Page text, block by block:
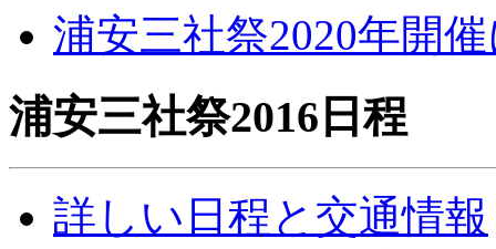
浦安三社祭2020年開
浦安三社祭2016日程
詳しい日程と交通情報